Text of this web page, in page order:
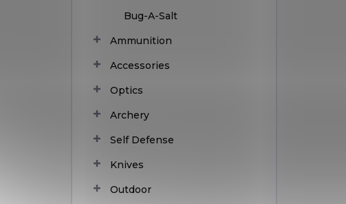
Bug-A-Salt
Ammunition
Accessories
Optics
Archery
Self Defense
Knives
Outdoor